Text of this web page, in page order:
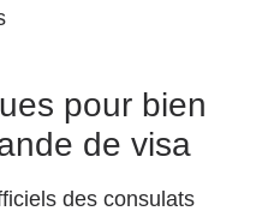
pour bien
de visa
des consulats